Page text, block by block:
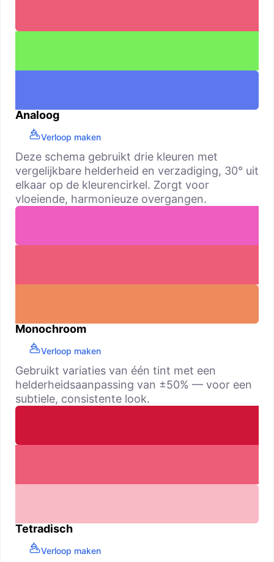
Analoog
Verloop maken
Deze schema gebruikt drie kleuren met
vergelijkbare helderheid en verzadiging, 30° uit
elkaar op de kleurencirkel. Zorgt voor
vloeiende, harmonieuze overgangen.
Monochroom
Verloop maken
Gebruikt variaties van één tint met een
helderheidsaanpassing van ±50% — voor een
subtiele, consistente look.
Tetradisch
Verloop maken